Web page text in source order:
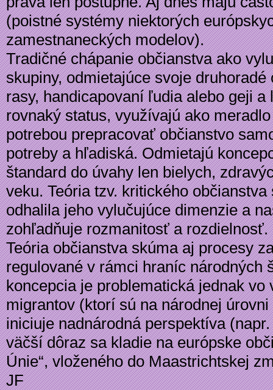
(poistné systémy niektorých
zamestnaneckých modelov).
Tradičné chápanie občianstva ako
skupiny, odmietajúce svoje
rasy, handicapovaní ľudia alebo geji
rovnaký status, využívajú ako
potrebou prepracovať občianstvo
potreby a hľadiská. Odmietajú
štandard do úvahy len bielych,
veku. Teória tzv. kritického
odhalila jeho vylučujúce dimenzie a
zohľadňuje rozmanitosť a rozdielnosť.
Teória občianstva skúma aj procesy
regulované v rámci hraníc národných
koncepcia je problematická jednak
migrantov (ktorí sú na národnej
iniciuje nadnárodná perspektíva
väčší dôraz sa kladie na európske
Únie“, vloženého do Maastrichtskej
JF